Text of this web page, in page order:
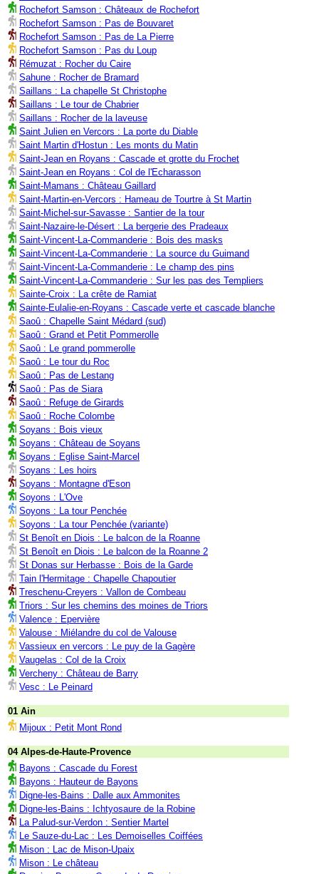
Rochefort Samson : Châteaux de Rochefort
Rochefort Samson : Pas de Bouvaret
Rochefort Samson : Pas de La Pierre
Rochefort Samson : Pas du Loup
Rémuzat : Rocher du Caire
Sahune : Rocher de Bramard
Saillans : La chapelle St Christophe
Saillans : Le tour de Chabrier
Saillans : Rocher de la laveuse
Saint Julien en Vercors : La porte du Diable
Saint Martin d'Hostun : Les monts du Matin
Saint-Jean en Royans : Cascade et grotte du Frochet
Saint-Jean en Royans : Col de l'Echarasson
Saint-Mamans : Château Gaillard
Saint-Martin-en-Vercors : Hameau de Tourtre à St Martin
Saint-Michel-sur-Savasse : Santier de la tour
Saint-Nazaire-le-Désert : La bergerie des Pradeaux
Saint-Vincent-La-Commanderie : Bois des masks
Saint-Vincent-La-Commanderie : La source du Guimand
Saint-Vincent-La-Commanderie : Le champ des pins
Saint-Vincent-La-Commanderie : Sur les pas des Templiers
Sainte-Croix : La crête de Ramiat
Sainte-Eulalie-en-Royans : Cascade verte et cascade blanche
Saoû : Chapelle Saint Médard (sud)
Saoû : Grand et Petit Pommerolle
Saoû : Le grand pommerolle
Saoû : Le tour du Roc
Saoû : Pas de Lestang
Saoû : Pas de Siara
Saoû : Refuge de Girards
Saoû : Roche Colombe
Soyans : Bois vieux
Soyans : Château de Soyans
Soyans : Eglise Saint-Marcel
Soyans : Les hoirs
Soyans : Montagne d'Eson
Soyons : L'Ove
Soyons : La tour Penchée
Soyons : La tour Penchée (variante)
St Benoît en Diois : Le balcon de la Roanne
St Benoît en Diois : Le balcon de la Roanne 2
St Donas sur Herbasse : Bois de la Garde
Tain l'Hermitage : Chapelle Chapoutier
Treschenu-Creyers : Vallon de Combeau
Triors : Sur les chemins des moines de Triors
Valence : Epervière
Valouse : Miélandre du col de Valouse
Vassieux en vercors : Le puy de la Gagère
Vaugelas : Col de la Croix
Vercheny : Château de Barry
Vesc : Le Peinard
01 Ain
Mijoux : Petit Mont Rond
04 Alpes-de-Haute-Provence
Bayons : Cascade du Forest
Bayons : Hauteur de Bayons
Digne-les-Bains : Dalle aux Ammonites
Digne-les-Bains : Ichtyosaure de la Robine
La Palud-sur-Verdon : Sentier Martel
Le Sauze-du-Lac : Les Demoiselles Coiffées
Mison : Lac de Mison-Upaix
Mison : Le château